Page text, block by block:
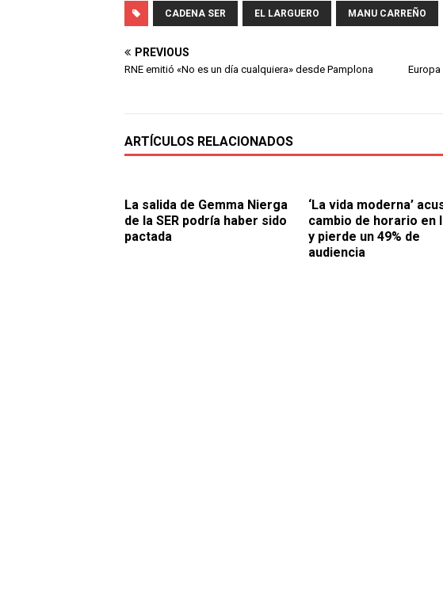
CADENA SER EL LARGUERO MANU CARREÑO
PREVIOUS
RNE emitió «No es un día cualquiera» desde Pamplona
Europa
ARTÍCULOS RELACIONADOS
La salida de Gemma Nierga
de la SER podría haber sido
pactada
‘La vida moderna’
cambio de horario en
y pierde un 49% de
audiencia